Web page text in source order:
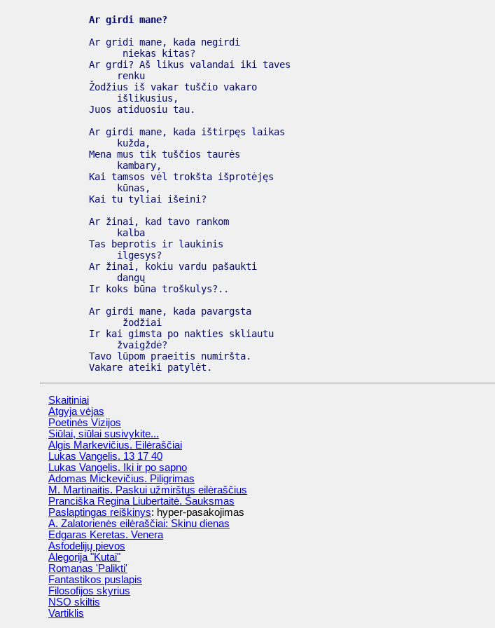
Ar girdi mane?
      Ar gridi mane, kada negirdi
            niekas kitas?
      Ar grdi? Aš likus valandai iki taves
           renku
      Žodžius iš vakar tuščio vakaro
           išlikusius,
      Juos atiduosiu tau.
      Ar girdi mane, kada ištirpęs laikas
           kužda,
      Mena mus tik tuščios taurės
           kambary,
      Kai tamsos vėl trokšta išprotėjęs
           kūnas,
      Kai tu tyliai išeini?
      Ar žinai, kad tavo rankom
           kalba
      Tas beprotis ir laukinis
           ilgesys?
      Ar žinai, kokiu vardu pašaukti
           dangų
      Ir koks būna troškulys?..
      Ar girdi mane, kada pavargsta
            žodžiai
      Ir kai gimsta po nakties skliautu
           žvaigždė?
      Tavo lūpom praeitis numiršta.
      Vakare ateiki patylėt.
Skaitiniai
Atgyja vėjas
Poetinės Vizijos
Siūlai, siūlai susivykite...
Algis Markevičius. Eilėraščiai
Lukas Vangelis. 13 17 40
Lukas Vangelis. Iki ir po sapno
Adomas Mickevičius. Piligrimas
M. Martinaitis. Paskui užmirštus eilėraščius
Pranciška Regina Liubertaitė. Šauksmas
Paslaptingas reiškinys: hyper-pasakojimas
A. Zalatorienės eilėraščiai: Skinu dienas
Edgaras Keretas. Venera
Asfodelijų pievos
Alegorija "Kutai"
Romanas 'Palikti'
Fantastikos puslapis
Filosofijos skyrius
NSO skiltis
Vartiklis